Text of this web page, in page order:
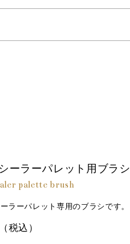
ーラーパレット用ブラシ
palette brush
ラーパレット専用のブラシです。
税込）